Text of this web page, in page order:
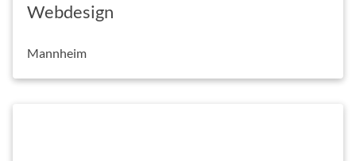
Webdesign
Mannheim